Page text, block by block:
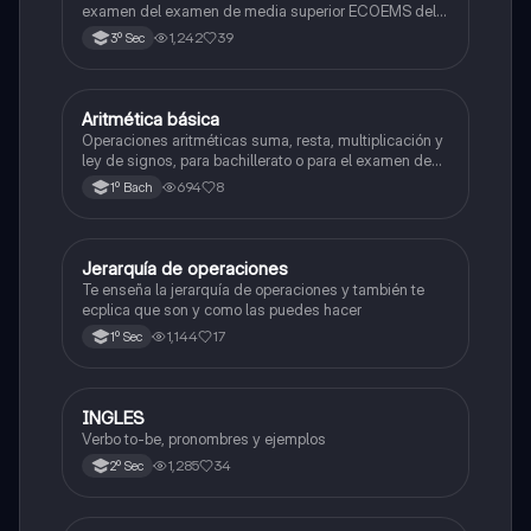
examen del examen de media superior ECOEMS del
valle de México
3º Sec 1,242 39
Matemáticas
Aritmética básica
Operaciones aritméticas suma, resta, multiplicación y
ley de signos, para bachillerato o para el examen de
admisión a la universidad
1º Bach 694 8
Matemáticas
Jerarquía de operaciones
Te enseña la jerarquía de operaciones y también te
ecplica que son y como las puedes hacer
1º Sec 1,144 17
Inglés
INGLES
Verbo to-be, pronombres y ejemplos
2º Sec 1,285 34